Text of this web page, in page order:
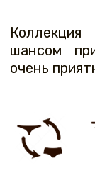
шансом
очень